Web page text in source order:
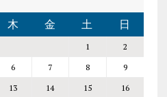
木 金 土 日
1
2
6 7 8
9
13 14 15
16